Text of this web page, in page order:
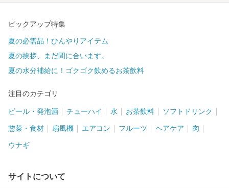
ピックアップ特集
夏の必需品！ひんやりアイテム
夏の挨拶、まだ間に合います。
夏の水分補給に！ゴクゴク飲めるお茶飲料
注目のカテゴリ
ビール・発泡酒 チューハイ 水 お茶飲料 ソフトドリンク
惣菜・食材 扇風機 エアコン フルーツ ヘアケア 肉
ウナギ
サイトについて